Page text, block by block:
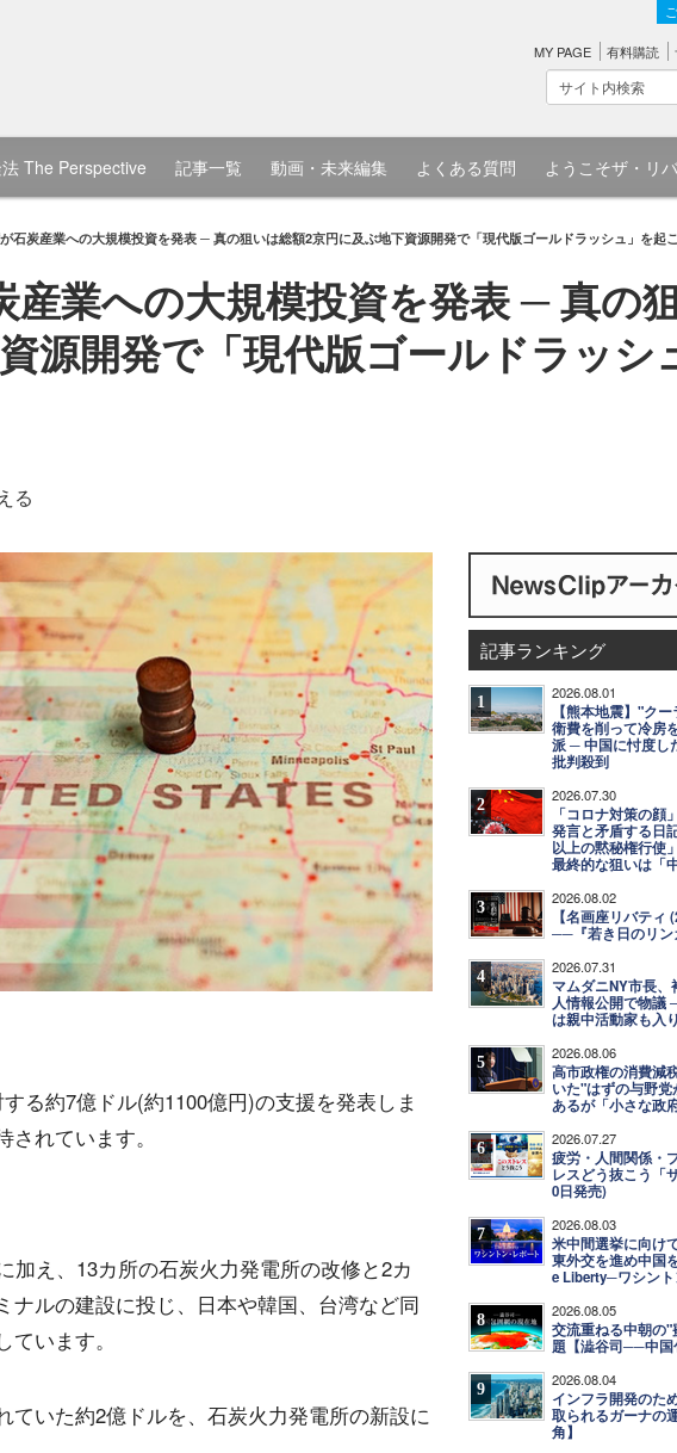
MY PAGE 有料購読
The Perspective 記事一覧 動画・未来編集 よくある質問 ようこそザ・リ
石炭産業への大規模投資を発表 ─ 真の狙いは総額2京円に及ぶ地下資源開発で「現代版ゴールドラッシュ」を起
産業への大規模投資を発表 ─ 真の
源開発で「現代版ゴールドラッシ
る
る約7億ドル(約1100億円)の支援を発表しま
れています。
加え、13カ所の石炭火力発電所の改修と2カ
ナルの建設に投じ、日本や韓国、台湾など同
います。
ていた約2億ドルを、石炭火力発電所の新設に
記事ランキング
1 2026.08.01
【熊本地震】"ク
衛費を削って冷房
派 ─ 中国に忖度し
批判殺到
2 2026.07.30
「コロナ対策の顔
発言と矛盾する日
以上の黙秘権行使
最終的な狙いは「
3 2026.08.02
【名画座リバティ
──『若き日のリン
4 2026.07.31
マムダニNY市長
人情報公開で物議
は親中活動家も入
5 2026.08.06
高市政権の消費減
いた"はずの与野
あるが「小さな政
6 2026.07.27
疲労・人間関係・
レスどう抜こう「
0日発売)
7 2026.08.03
米中間選挙に向け
東外交を進め中国
e Liberty─ワシント
8 2026.08.05
交流重ねる中朝の
題【澁谷司──中国
9 2026.08.04
インフラ開発のた
取られるガーナの
角】